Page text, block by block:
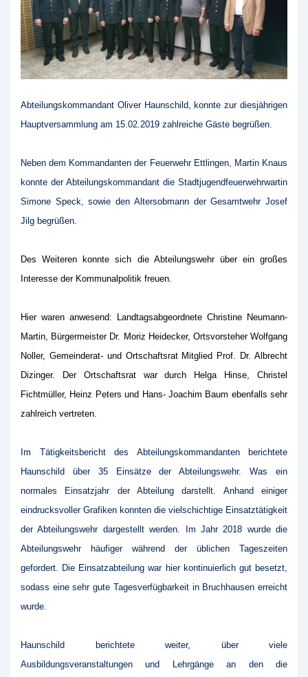
Abteilungskommandant Oliver Haunschild, konnte zur diesjährigen
Hauptversammlung am 15.02.2019 zahlreiche Gäste begrüßen.
Neben dem Kommandanten der Feuerwehr Ettlingen, Martin Knaus
konnte der Abteilungskommandant die Stadtjugendfeuerwehrwartin
Simone Speck, sowie den Altersobmann der Gesamtwehr Josef
Jilg begrüßen.
Des Weiteren konnte sich die Abteilungswehr über ein großes
Interesse der Kommunalpolitik freuen.
Hier waren anwesend: Landtagsabgeordnete Christine Neumann-
Martin, Bürgermeister Dr. Moriz Heidecker, Ortsvorsteher Wolfgang
Noller, Gemeinderat- und Ortschaftsrat Mitglied Prof. Dr. Albrecht
Dizinger. Der Ortschaftsrat war durch Helga Hinse, Christel
Fichtmüller, Heinz Peters und Hans- Joachim Baum ebenfalls sehr
zahlreich vertreten.
Im Tätigkeitsbericht des Abteilungskommandanten berichtete
Haunschild über 35 Einsätze der Abteilungswehr. Was ein
normales Einsatzjahr der Abteilung darstellt. Anhand einiger
eindrucksvoller Grafiken konnten die vielschichtige Einsatztätigkeit
der Abteilungswehr dargestellt werden. Im Jahr 2018 wurde die
Abteilungswehr häufiger während der üblichen Tageszeiten
gefordert. Die Einsatzabteilung war hier kontinuierlich gut besetzt,
sodass eine sehr gute Tagesverfügbarkeit in Bruchhausen erreicht
wurde.
Haunschild berichtete weiter, über viele
Ausbildungsveranstaltungen und Lehrgänge an den die